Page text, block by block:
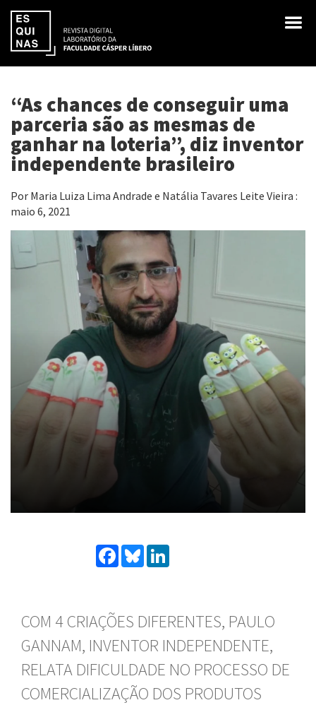
“As chances de conseguir uma
parceria são as mesmas de
ganhar na loteria”, diz inventor
independente brasileiro
Por Maria Luiza Lima Andrade e Natália Tavares Leite Vieira :
maio 6, 2021
Facebook
Bluesky
COM 4 CRIAÇÕES DIFERENTES, PAULO
GANNAM, INVENTOR INDEPENDENTE,
RELATA DIFICULDADE NO PROCESSO DE
COMERCIALIZAÇÃO DOS PRODUTOS